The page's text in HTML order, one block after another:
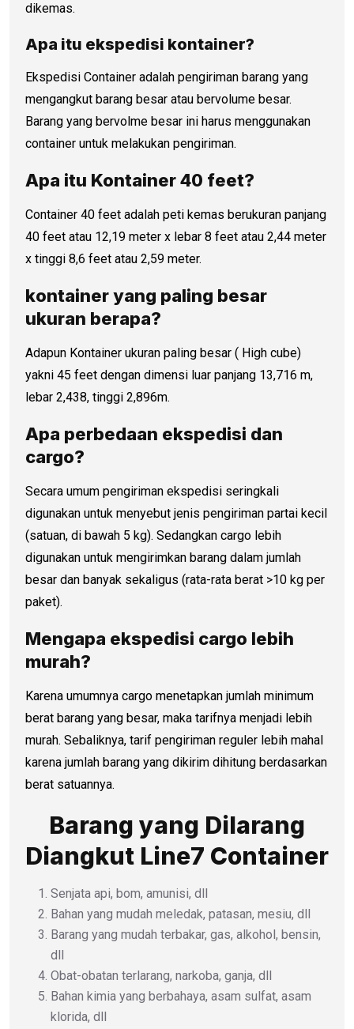
dikemas.
Apa itu ekspedisi kontainer?
Ekspedisi Container adalah pengiriman barang yang
mengangkut barang besar atau bervolume besar.
Barang yang bervolme besar ini harus menggunakan
container untuk melakukan pengiriman.
Apa itu Kontainer 40 feet?
Container 40 feet adalah peti kemas berukuran panjang
40 feet atau 12,19 meter x lebar 8 feet atau 2,44 meter
x tinggi 8,6 feet atau 2,59 meter.
kontainer yang paling besar
ukuran berapa?
Adapun Kontainer ukuran paling besar ( High cube)
yakni 45 feet dengan dimensi luar panjang 13,716 m,
lebar 2,438, tinggi 2,896m.
Apa perbedaan ekspedisi dan
cargo?
Secara umum pengiriman ekspedisi seringkali
digunakan untuk menyebut jenis pengiriman partai kecil
(satuan, di bawah 5 kg). Sedangkan cargo lebih
digunakan untuk mengirimkan barang dalam jumlah
besar dan banyak sekaligus (rata-rata berat >10 kg per
paket).
Mengapa ekspedisi cargo lebih
murah?
Karena umumnya cargo menetapkan jumlah minimum
berat barang yang besar, maka tarifnya menjadi lebih
murah. Sebaliknya, tarif pengiriman reguler lebih mahal
karena jumlah barang yang dikirim dihitung berdasarkan
berat satuannya.
Barang yang Dilarang
Diangkut Line7 Container
Senjata api, bom, amunisi, dll
Bahan yang mudah meledak, patasan, mesiu, dll
Barang yang mudah terbakar, gas, alkohol, bensin,
dll
Obat-obatan terlarang, narkoba, ganja, dll
Bahan kimia yang berbahaya, asam sulfat, asam
klorida, dll